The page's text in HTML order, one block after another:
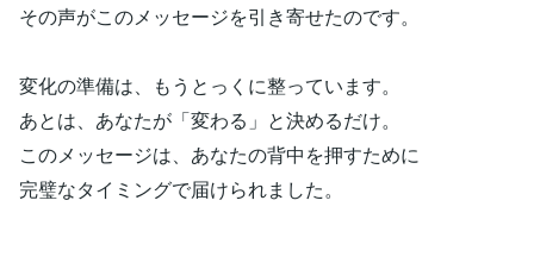
その声がこのメッセージを引き寄せたのです。
変化の準備は、もうとっくに整っています。
あとは、あなたが「変わる」と決めるだけ。
このメッセージは、あなたの背中を押すために
完璧なタイミングで届けられました。